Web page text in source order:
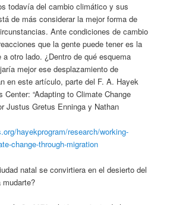
todavía del cambio climático y sus
de más considerar la mejor forma de
Ante condiciones de cambio
que la gente puede tener es la
a otro lado. ¿Dentro de qué esquema
mejor ese desplazamiento de
en este artículo, parte del F. A. Hayek
Center: “Adapting to Climate Change
Justus Gretus Enninga y Nathan
hayekprogram/research/working-
change-through-migration
natal se convirtiera en el desierto del
mudarte?